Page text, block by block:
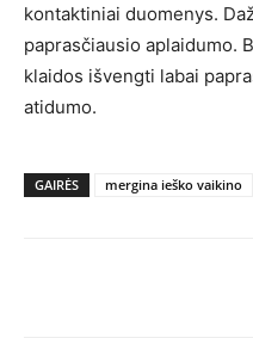
kontaktiniai duomenys.
paprasčiausio aplaidumo.
klaidos išvengti labai
atidumo.
GAIRĖS mergina ieško vaikino